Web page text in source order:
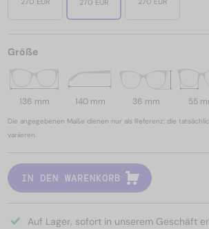
270 EUR
Größe
136 mm 140 mm 36 mm 55
Die angegebenen Maße dienen nur als Referenz; die
variieren.
IN DEN WARENKORB
Auf Lager, sofort in unserem Geschäft